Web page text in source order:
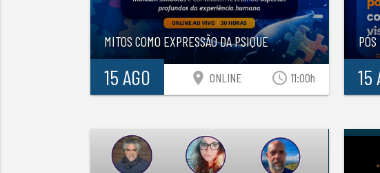
MITOS COMO EXPRESSÃO DA PSIQUE
15 AGO location_on ONLINE access_time 11:00h 15